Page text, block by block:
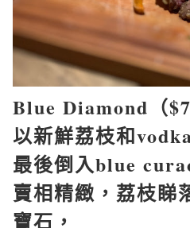
Blue Diamond （
以新鮮荔枝和
最後倒入blue
賣相精緻，荔枝睇
寶石，